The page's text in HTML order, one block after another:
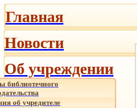
Главная
Новости
Об учреждении
библиотечного
об учредителе